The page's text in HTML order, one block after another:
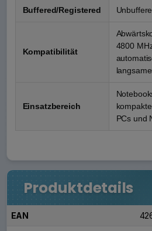
Buffered/Registered
Kompatibilität
4800
Einsatzbereich
PCs und
Produktdetails
EAN